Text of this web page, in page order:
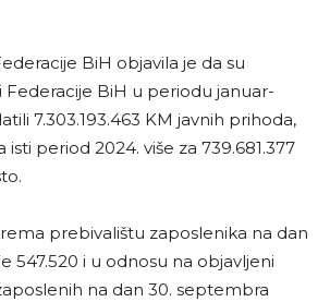
BiH objavila je da su
BiH u periodu januar-
7.303.193.463 KM javnih prihoda,
period 2024. više za 739.681.377
prebivalištu zaposlenika na dan
547.520 i u odnosu na objavljeni
na dan 30. septembra